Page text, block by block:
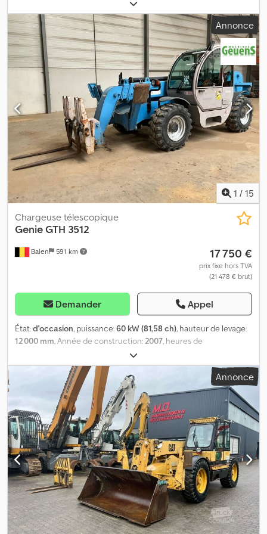
supplémentaires = - Fourche à palettes - Godet = Informations
complémentaires = Poids à vide : 6 950 kg Capacité de levage : 3
400 kg Veuillez contacter Geert Geuens pour plus d'informations.
Djdpfxoy A Nr Ij Aftekr
Annonce
1 / 15
Balen 591 km
Chargeuse télescopique
GenieGTH 3512
17 750 €
prix fixe hors TVA
(21 478 € brut)
Demander Appel
État:d'occasion, puissance:60 kW (81,58 ch), hauteur de levage:
12 000 mm, Année de construction:2007, heures de
, = Options et accessoires
supplémentaires = - Fourche de chargement = Informations
complémentaires = Capacité de levage : 3 500 kg Dedjzi Um Iepfx
Aftekr Pour obtenir de plus amples informations, veuillez
contacter Geert Geuens.
Annonce